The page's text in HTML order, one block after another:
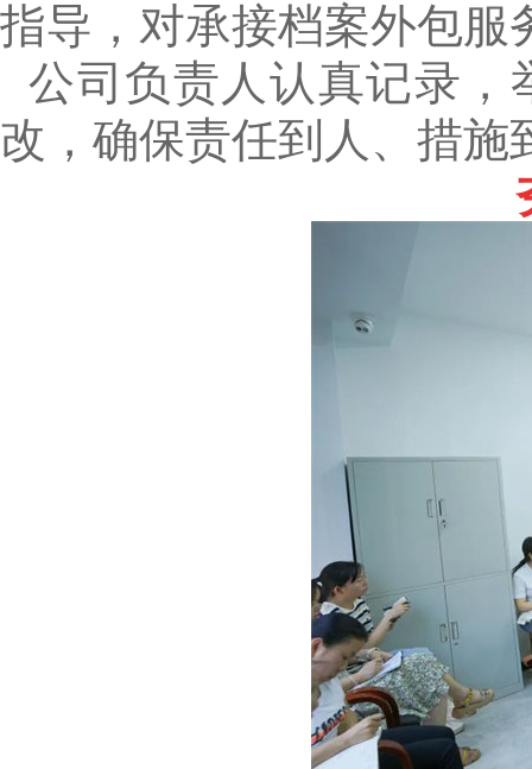
指导，对承接档案外包
公司负责人认真记录
改，确保责任到人、措